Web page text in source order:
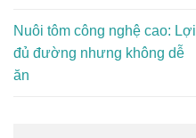
Nuôi tôm công nghệ cao: Lợi
đủ đường nhưng không dễ
ăn